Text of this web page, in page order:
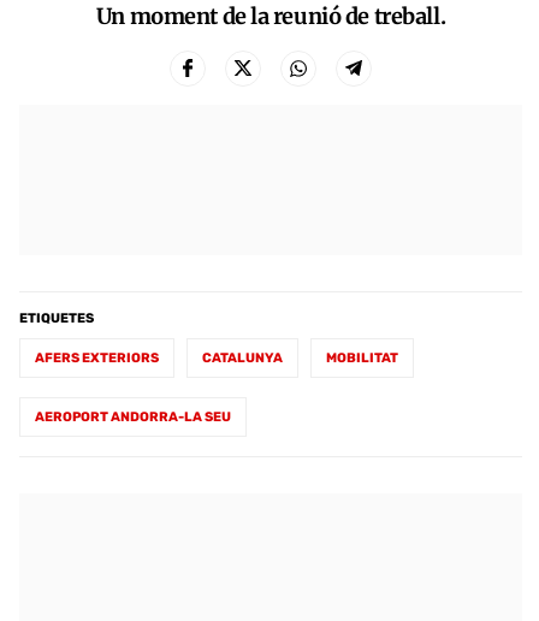
Un moment de la reunió de treball.
ETIQUETES
AFERS EXTERIORS CATALUNYA MOBILITAT
AEROPORT ANDORRA-LA SEU